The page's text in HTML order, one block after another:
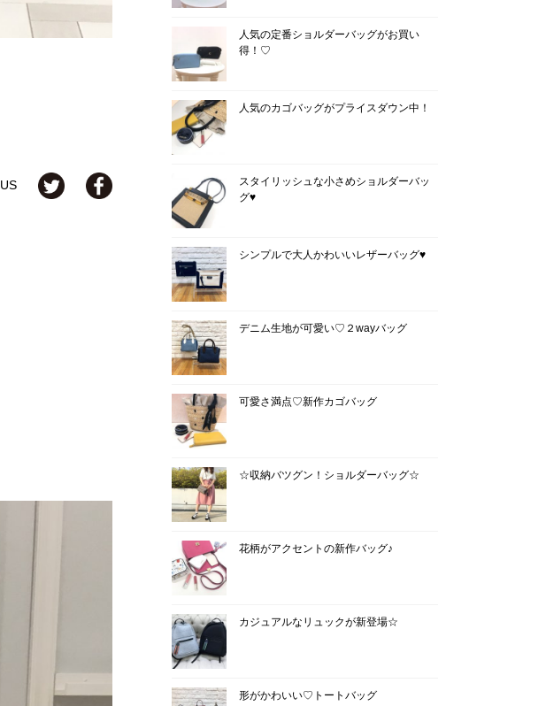
人気の定番ショルダーバッグがお買い
得！♡
人気のカゴバッグがプライスダウン中！
スタイリッシュな小さめショルダーバッ
グ♥
シンプルで大人かわいいレザーバッグ♥
デニム生地が可愛い♡２wayバッグ
可愛さ満点♡新作カゴバッグ
☆収納バツグン！ショルダーバッグ☆
花柄がアクセントの新作バッグ♪
カジュアルなリュックが新登場☆
形がかわいい♡トートバッグ